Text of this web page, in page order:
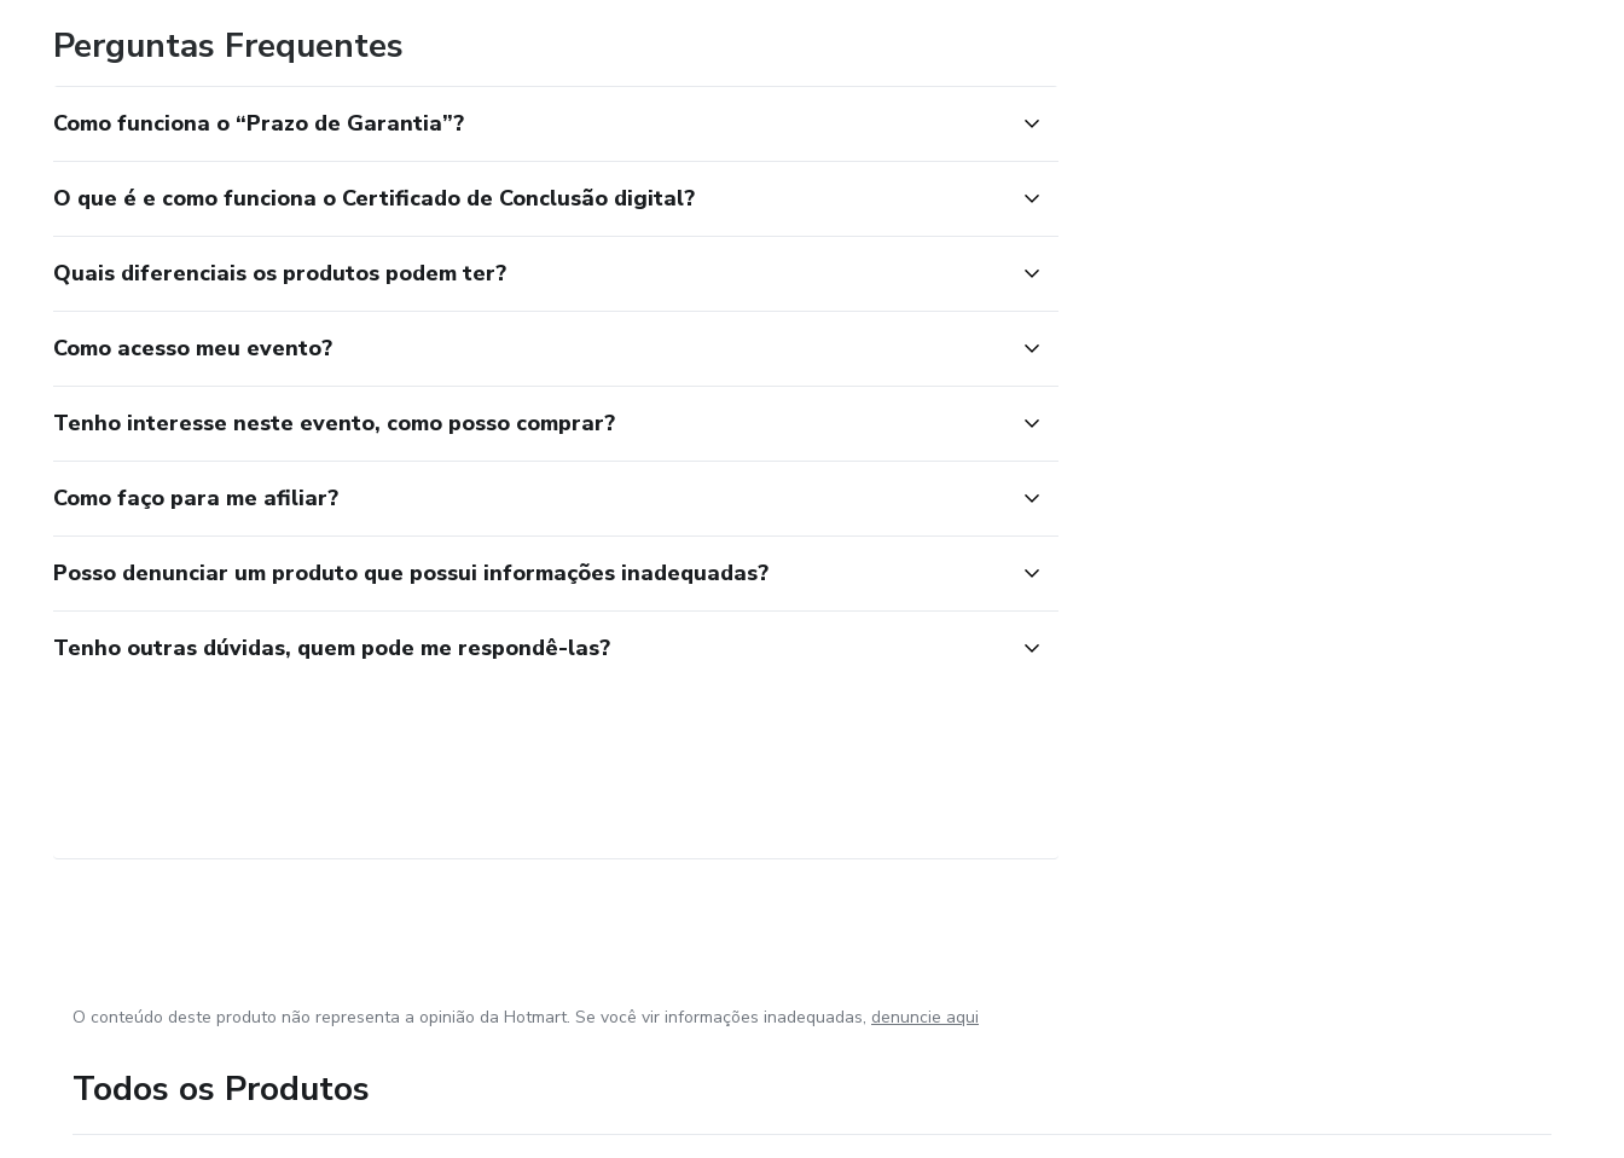
Perguntas Frequentes
Como funciona o “Prazo de Garantia”?
O que é e como funciona o Certificado de Conclusão digital?
Quais diferenciais os produtos podem ter?
Como acesso meu evento?
Tenho interesse neste evento, como posso comprar?
Como faço para me afiliar?
Posso denunciar um produto que possui informações inadequadas?
Tenho outras dúvidas, quem pode me respondê-las?
O conteúdo deste produto não representa a opinião da Hotmart. Se você vir informações inadequadas, denuncie aqui
Todos os Produtos